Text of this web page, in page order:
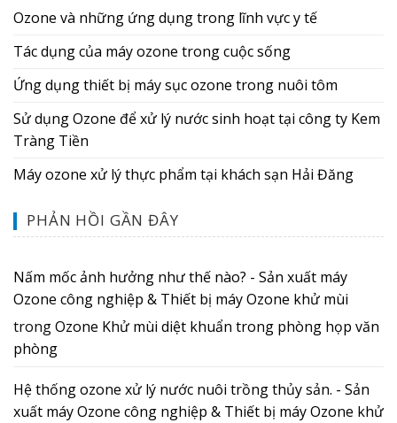
Ozone và những ứng dụng trong lĩnh vực y tế
Tác dụng của máy ozone trong cuộc sống
Ứng dụng thiết bị máy sục ozone trong nuôi tôm
Sử dụng Ozone để xử lý nước sinh hoạt tại công ty Kem
Tràng Tiền
Máy ozone xử lý thực phẩm tại khách sạn Hải Đăng
PHẢN HỒI GẦN ĐÂY
Nấm mốc ảnh hưởng như thế nào? - Sản xuất máy
Ozone công nghiệp & Thiết bị máy Ozone khử mùi
trongOzone Khử mùi diệt khuẩn trong phòng họp văn
phòng
Hệ thống ozone xử lý nước nuôi trồng thủy sản. - Sản
xuất máy Ozone công nghiệp & Thiết bị máy Ozone khử